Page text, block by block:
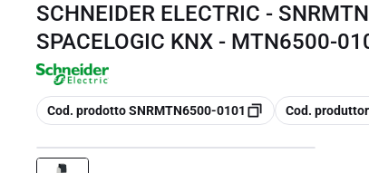
SCHNEIDER ELECTRIC -
SPACELOGIC KNX - MTN6500-
copia
Cod. prodotto SNRMTN6500-0101 copia
Cod.